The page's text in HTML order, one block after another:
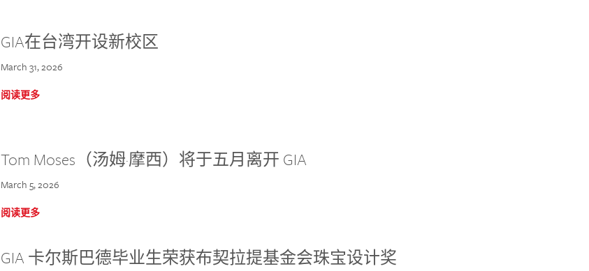
GIA在台湾开设新校区
March 31, 2026
阅读更多
Tom Moses（汤姆·摩西）将于五月离开 GIA
March 5, 2026
阅读更多
GIA 卡尔斯巴德毕业生荣获布契拉提基金会珠宝设计奖